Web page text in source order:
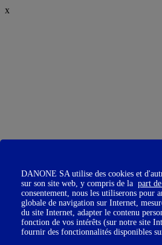
x
DANONE SA utilise des cookies et
sur son site web, y compris de la part
consentement, nous les utiliserons pour
globale de navigation sur Internet,
du site Internet, adapter le contenu
fonction de vos intérêts (sur notre site
fournir des fonctionnalités disponibles